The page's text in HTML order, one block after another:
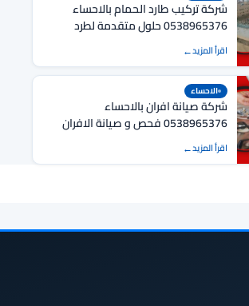
شركة تركيب طارد الحمام بالاحساء
0538965376 حلول متقدمة لطرد
الحمام
اقرأ المزيد
الاحساء
شركة صيانة افران بالاحساء
0538965376 فحص و صيانة الافران
بالاحساء
اقرأ المزيد